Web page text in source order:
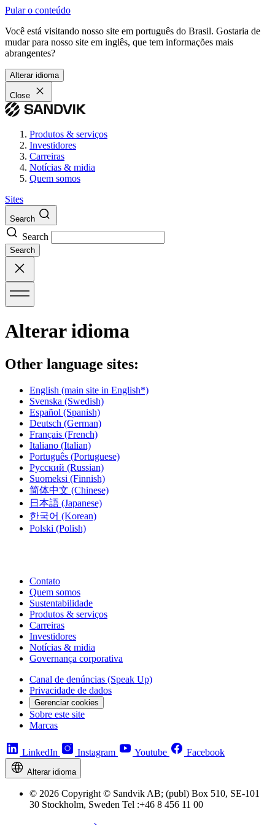
Pular o conteúdo
Você está visitando nosso site em português do Brasil. Gostaria de
mudar para nosso site em inglês, que tem informações mais
abrangentes?
Alterar idioma
Close
Produtos & serviços
Investidores
Carreiras
Notícias & midia
Quem somos
Sites
Search
Search
Search
Alterar idioma
Other language sites:
English (main site in English*)
Svenska (Swedish)
Español (Spanish)
Deutsch (German)
Français (French)
Italiano (Italian)
Português (Portuguese)
Русский (Russian)
Suomeksi (Finnish)
简体中文 (Chinese)
日本語 (Japanese)
한국어 (Korean)
Polski (Polish)
Contato
Quem somos
Sustentabilidade
Produtos & serviços
Carreiras
Investidores
Notícias & midia
Governança corporativa
Canal de denúncias (Speak Up)
Privacidade de dados
Gerenciar cookies
Sobre este site
Marcas
LinkedIn Instagram Youtube Facebook
Alterar idioma
© 2026 Copyright © Sandvik AB; (publ) Box 510, SE-101
30 Stockholm, Sweden Tel :+46 8 456 11 00